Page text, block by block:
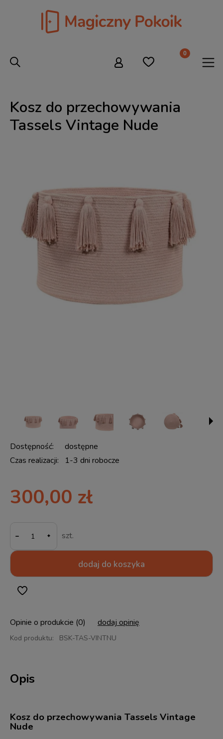
Kosz do przechowywania
Tassels Vintage Nude
Dostępność:
dostępne
Czas realizacji:
1-3 dni robocze
300,00 zł
- szt.
dodaj do koszyka
Kod produktu: BSK-TAS-VINTNU
Opinie o produkcie (0) dodaj opinię
Opis
Kosz do przechowywania Tassels Vintage
Nude